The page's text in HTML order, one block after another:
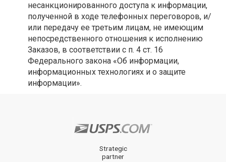
несанкционированного доступа к информации,
полученной в ходе телефонных переговоров, и/
или передачу ее третьим лицам, не имеющим
непосредственного отношения к исполнению
Заказов, в соответствии с п. 4 ст. 16
Федерального закона «Об информации,
информационных технологиях и о защите
информации».
Strategic
partner